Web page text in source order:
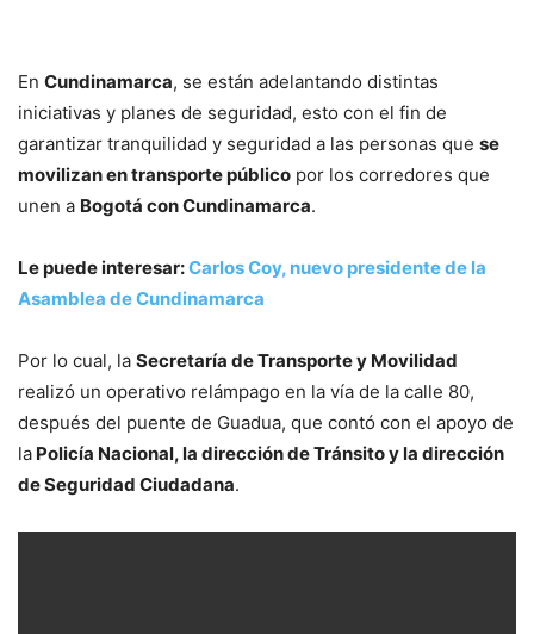
En Cundinamarca, se están adelantando distintas
iniciativas y planes de seguridad, esto con el fin de
garantizar tranquilidad y seguridad a las personas que se
movilizan en transporte público por los corredores que
unen a Bogotá con Cundinamarca.
Le puede interesar:Carlos Coy, nuevo presidente de la
Asamblea de Cundinamarca
Por lo cual, la Secretaría de Transporte y Movilidad
realizó un operativo relámpago en la vía de la calle 80,
después del puente de Guadua, que contó con el apoyo de
la Policía Nacional, la dirección de Tránsito y la dirección
de Seguridad Ciudadana.